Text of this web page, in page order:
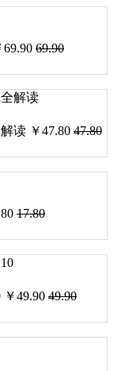
69.90 69.90
读 ￥47.80 47.80
17.80
￥49.90 49.90